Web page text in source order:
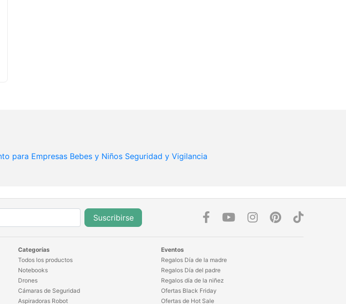
para Empresas Bebes y Niños Seguridad y Vigilancia
Suscribirse
Categorías
Todos los productos
Notebooks
Drones
Cámaras de Seguridad
Aspiradoras Robot
Eventos
Regalos Día de la madre
Regalos Día del padre
Regalos día de la niñez
Ofertas Black Friday
Ofertas de Hot Sale